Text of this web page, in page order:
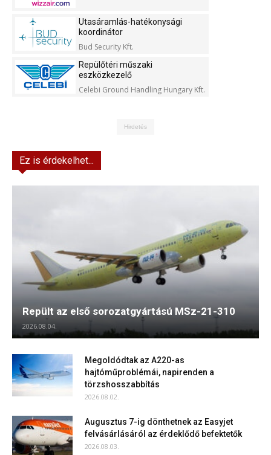
Utasáramlás-hatékonysági
koordinátor
Bud Security Kft.
Repülőtéri műszaki
eszközkezelő
Celebi Ground Handling Hungary Kft.
Hirdetés
Ez is érdekelhet...
Repült az első sorozatgyártású MSz-21-310
2026.08.04.
Megoldódtak az A220-as
hajtóműproblémái, napirenden a
törzshosszabbítás
2026.08.02.
Augusztus 7-ig dönthetnek az Easyjet
felvásárlásáról az érdeklődő befektetők
2026.08.03.